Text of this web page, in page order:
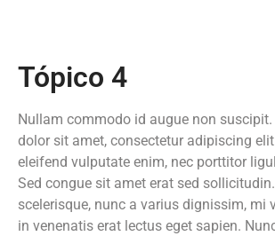
Tópico 4
Nullam commodo id augue non
dolor sit amet, consectetur adipiscing
eleifend vulputate enim, nec porttitor
Sed congue sit amet erat sed
scelerisque, nunc a varius dignissim, mi
in venenatis erat lectus eget sapien.